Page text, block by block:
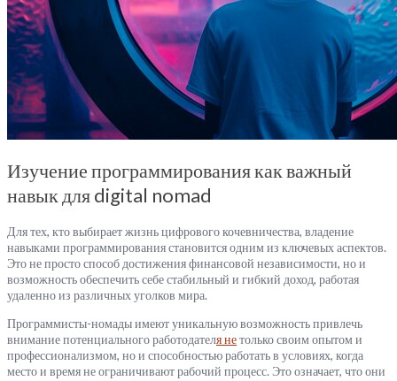
Изучение программирования как важный
навык для digital nomad
Для тех, кто выбирает жизнь цифрового кочевничества, владение
навыками программирования становится одним из ключевых аспектов.
Это не просто способ достижения финансовой независимости, но и
возможность обеспечить себе стабильный и гибкий доход, работая
удаленно из различных уголков мира.
Программисты-номады имеют уникальную возможность привлечь
внимание потенциального работодателя нетолько своим опытом и
профессионализмом, но и способностью работать в условиях, когда
место и время не ограничивают рабочий процесс. Это означает, что они